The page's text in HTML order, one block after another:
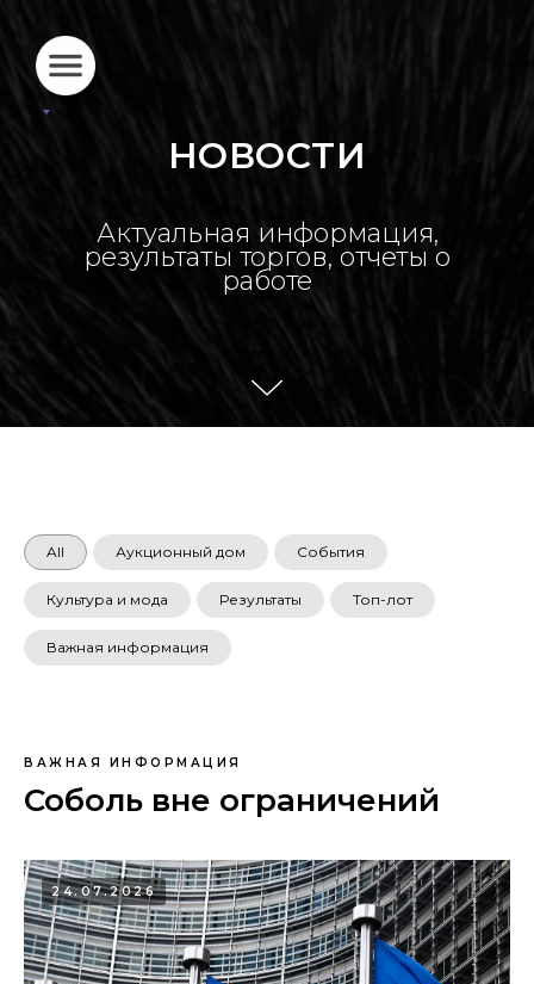
НОВОСТИ
Актуальная информация,
результаты торгов, отчеты о
работе
All Аукционный дом События
Культура и мода Результаты Топ-лот
Важная информация
ВАЖНАЯ ИНФОРМАЦИЯ
Соболь вне ограничений
24.07.2026